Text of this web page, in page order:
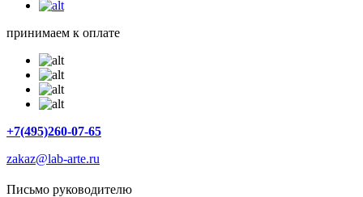
принимаем к оплате
+7(495)260-07-65
zakaz@lab-arte.ru
Письмо руководителю